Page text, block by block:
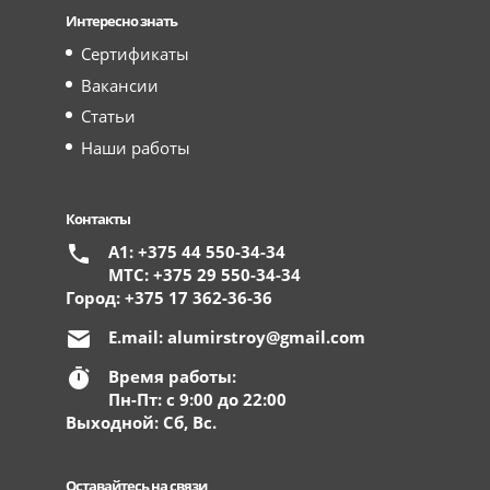
Интересно знать
Сертификаты
Вакансии
Статьи
Наши работы
Контакты
А1: +375 44 550-34-34
МТС: +375 29 550-34-34
Город: +375 17 362-36-36
E.mail: alumirstroy@gmail.com
Время работы:
Пн-Пт: с 9:00 до 22:00
Выходной: Сб, Вс.
Оставайтесь на связи